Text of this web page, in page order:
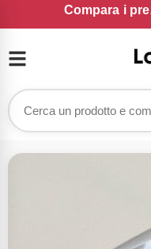
Compara i